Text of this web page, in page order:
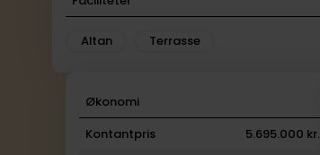
Altan Terrasse
Økonomi
Kontantpris
5.695.000 kr.